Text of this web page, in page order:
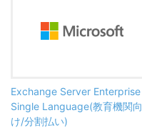
Exchange Server Enterprise
Single Language(教育機関向
け/分割払い)